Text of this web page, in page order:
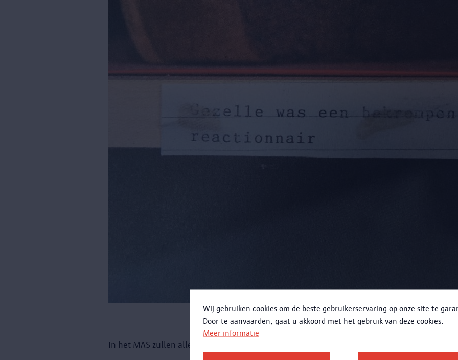
Wij gebruiken cookies om de beste gebruikerservaring op onze site te
Door te aanvaarden, gaat u akkoord met het gebruik van deze cookies.
Meer informatie
In het MAS zullen alle gedachtezinnen bewaard worden als deel van de Filosofische Collectie.